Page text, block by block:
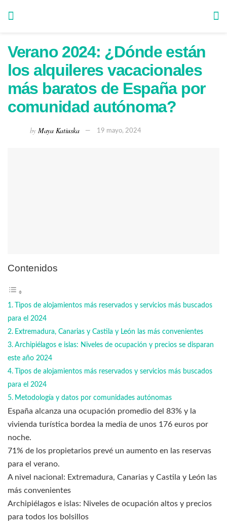
Verano 2024: ¿Dónde están
los alquileres vacacionales
más baratos de España por
comunidad autónoma?
by Maya Katiuska 19 mayo, 2024
Contenidos
Tipos de alojamientos más reservados y servicios más buscados
para el 2024
Extremadura, Canarias y Castila y León las más convenientes
Archipiélagos e islas: Niveles de ocupación y precios se disparan
este año 2024
Tipos de alojamientos más reservados y servicios más buscados
para el 2024
Metodología y datos por comunidades autónomas
España alcanza una ocupación promedio del 83% y la
vivienda turística bordea la media de unos 176 euros por
noche.
71% de los propietarios prevé un aumento en las reservas
para el verano.
A nivel nacional: Extremadura, Canarias y Castila y León las
más convenientes
Archipiélagos e islas: Niveles de ocupación altos y precios
para todos los bolsillos